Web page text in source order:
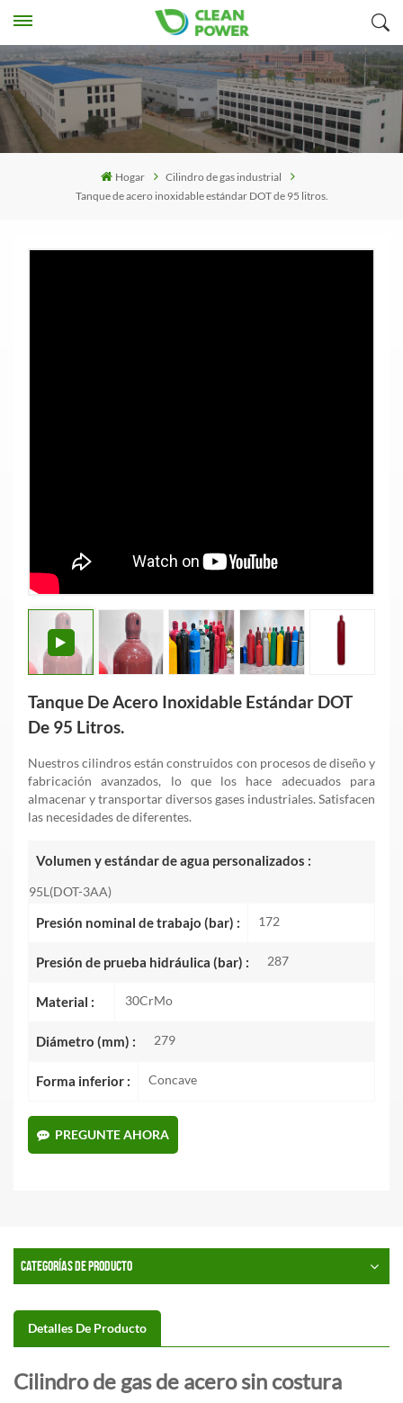
Hogar
Cilindro de gas industrial
Tanque de acero inoxidable estándar DOT de 95 litros.
Tanque De Acero Inoxidable Estándar DOT
De 95 Litros.
Nuestros cilindros están construidos con procesos de diseño y
fabricación avanzados, lo que los hace adecuados para
almacenar y transportar diversos gases industriales. Satisfacen
las necesidades de diferentes.
Volumen y estándar de agua personalizados :
95L(DOT-3AA)
Presión nominal de trabajo (bar) : 172
Presión de prueba hidráulica (bar) : 287
Material : 30CrMo
Diámetro (mm) : 279
Forma inferior : Concave
PREGUNTE AHORA
CATEGORÍAS DE PRODUCTO
Detalles De Producto
Cilindro de gas de acero sin costura